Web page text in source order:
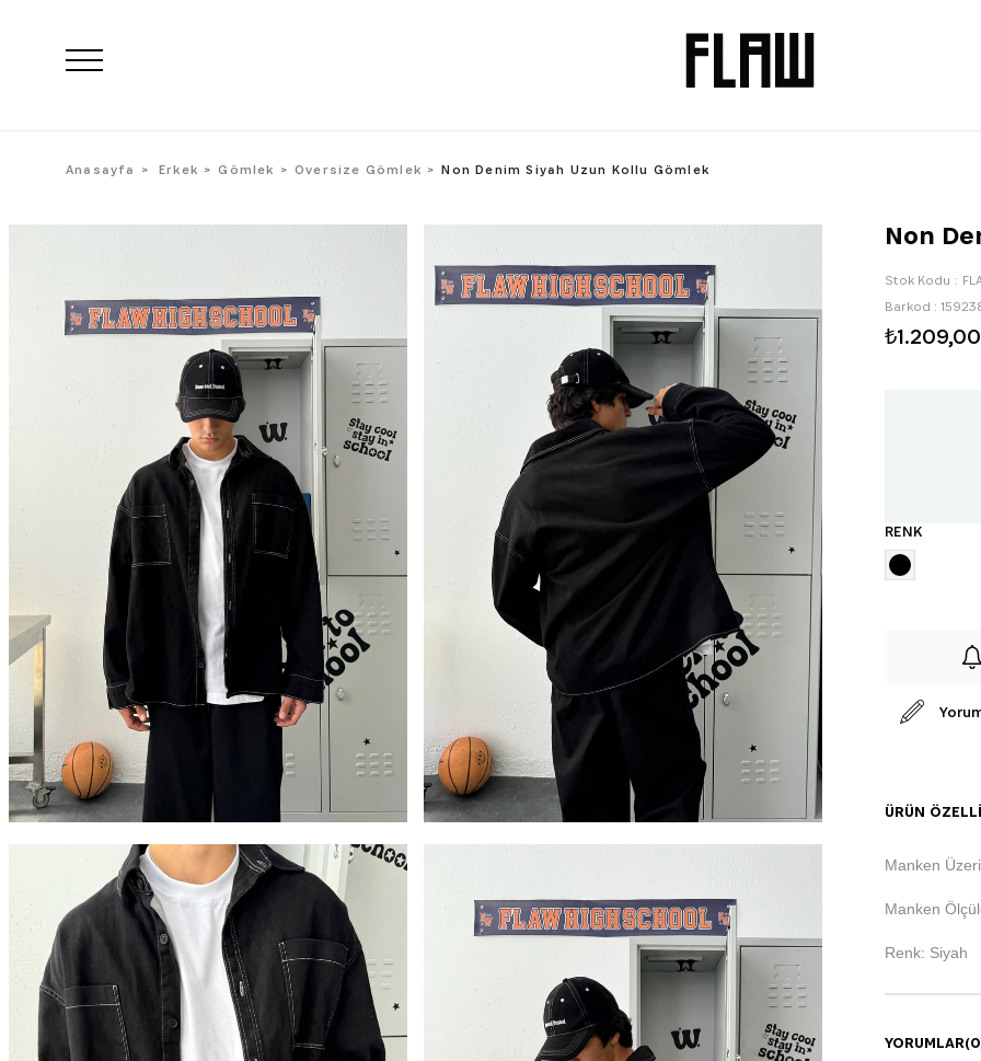
Anasayfa Erkek Gömlek Oversize Gömlek Non Denim Siyah Uzun Kollu Gömlek
Non
Stok Kodu
Barkod :
₺1.209,00
RENK
ÜRÜN
Manken
Manken
Renk: Siyah
YORUMLAR